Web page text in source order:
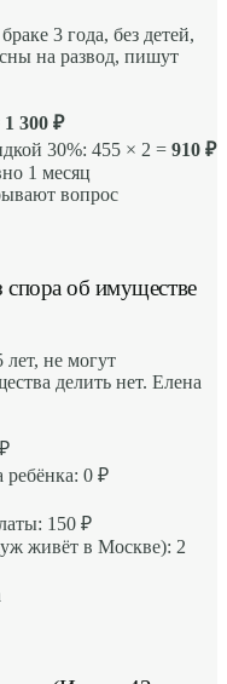
3 года, без детей,
на развод, пишут
1 300 ₽
30%: 455 × 2 = 910 ₽
1 месяц
вопрос
спора об имуществе
не могут
делить нет. Елена
ребёнка: 0 ₽
150 ₽
живёт в Москве): 2